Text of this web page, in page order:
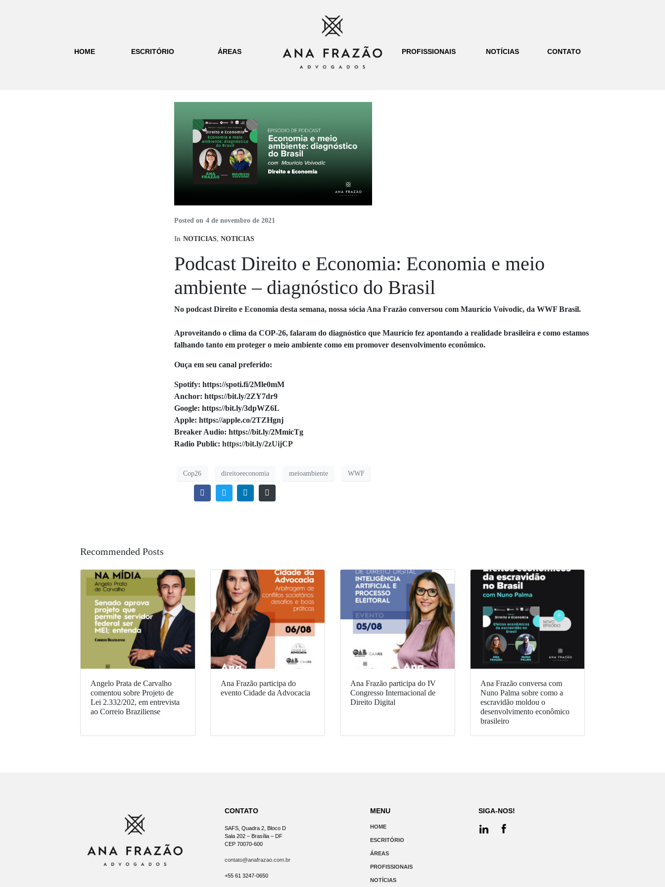
HOME ESCRITÓRIO ÁREAS PROFISSIONAIS NOTÍCIAS CONTATO
Posted on 4 de novembro de 2021
In NOTICIAS, NOTICIAS
Podcast Direito e Economia: Economia e meio
ambiente – diagnóstico do Brasil
No podcast Direito e Economia desta semana, nossa sócia Ana Frazão conversou com Maurício Voivodic, da WWF Brasil.
Aproveitando o clima da COP-26, falaram do diagnóstico que Maurício fez apontando a realidade brasileira e como estamos
falhando tanto em proteger o meio ambiente como em promover desenvolvimento econômico.
Ouça em seu canal preferido:
Spotify: https://spoti.fi/2Mle0mM
Anchor: https://bit.ly/2ZY7dr9
Google: https://bit.ly/3dpWZ6L
Apple: https://apple.co/2TZHgnj
Breaker Audio: https://bit.ly/2MmicTg
Radio Public: https://bit.ly/2zUijCP
Cop26 direitoeeconomia meioambiente WWF
Recommended Posts
Angelo Prata de Carvalho
comentou sobre Projeto de
Lei 2.332/202, em entrevista
ao Correio Braziliense
Ana Frazão participa do
evento Cidade da Advocacia
Ana Frazão participa do IV
Congresso Internacional de
Direito Digital
Ana Frazão conversa com
Nuno Palma sobre como a
escravidão moldou o
desenvolvimento econômico
brasileiro
CONTATO
SAFS, Quadra 2, Bloco D
Sala 202 – Brasília – DF
CEP 70070-600
contato@anafrazao.com.br
+55 61 3247-0650
MENU
HOME
ESCRITÓRIO
ÁREAS
PROFISSIONAIS
NOTÍCIAS
SIGA-NOS!